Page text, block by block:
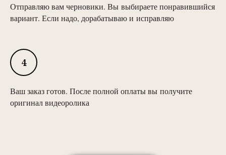
Отправляю вам черновики. Вы выбираете понравившийся
вариант. Если надо, дорабатываю и исправляю
Ваш заказ готов. После полной оплаты вы получите
оригинал видеоролика